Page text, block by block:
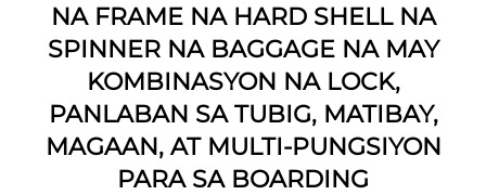
NA FRAME NA HARD SHELL NA
SPINNER NA BAGGAGE NA MAY
KOMBINASYON NA LOCK,
PANLABAN SA TUBIG, MATIBAY,
MAGAAN, AT MULTI-PUNGSIYON
PARA SA BOARDING